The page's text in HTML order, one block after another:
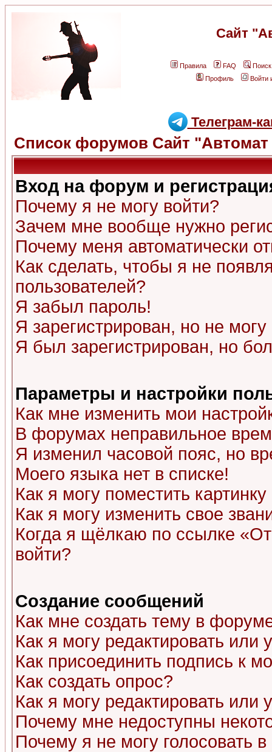
Сайт
Правила FAQ
Поиск
Профиль
Войти
Телеграм-
Список форумов Сайт "Автомат
Вход на форум и
Почему я не могу войти?
Зачем мне вообще нужно
Почему меня автоматически
Как сделать, чтобы я не
пользователей?
Я забыл пароль!
Я зарегистрирован, но не могу
Я был зарегистрирован, но
Параметры и настройки
Как мне изменить мои
В форумах неправильное
Я изменил часовой пояс, но
Моего языка нет в списке!
Как я могу поместить
Как я могу изменить свое
Когда я щёлкаю по ссылке
войти?
Создание сообщений
Как мне создать тему в
Как я могу редактировать или
Как присоединить подпись к
Как создать опрос?
Как я могу редактировать или
Почему мне недоступны
Почему я не могу голосовать